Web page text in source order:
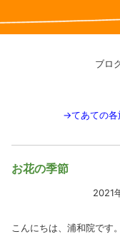
ブロ
→てあての
お花の季節
2021
こんにちは、浦和院です。